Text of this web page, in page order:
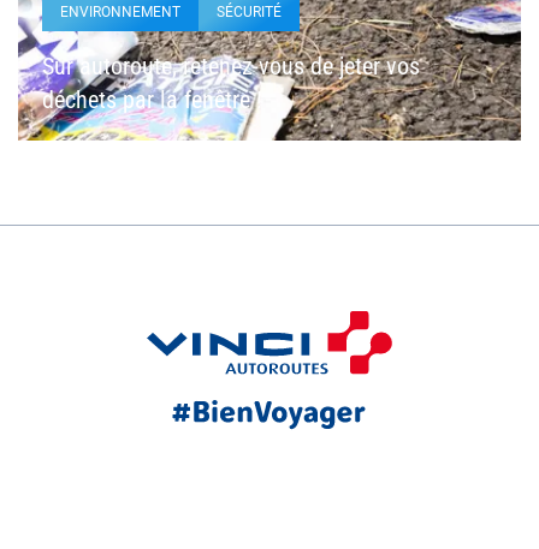
ENVIRONNEMENT SÉCURITÉ
Sur autoroute, retenez-vous de jeter vos
déchets par la fenêtre !